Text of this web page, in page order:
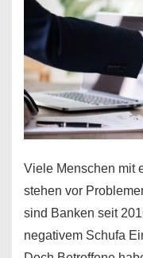
Viele Menschen mit
stehen vor
sind Banken seit
negativem Schufa